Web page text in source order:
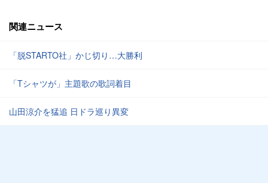
関連ニュース
「脱STARTO社」かじ切り…大勝利
「Tシャツが」主題歌の歌詞着目
山田涼介を猛追 日ドラ巡り異変